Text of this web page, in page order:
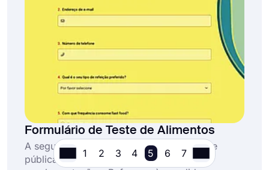
Formulário de Teste de Alimentos
A segurança alimentar é vital para a saúde
pública, qualidade, confiança social e
1 2 3 4 5 6 7